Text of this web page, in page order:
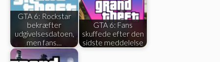
GTA 6: Rockstar
bekræfter
udgivelsesdatoen,
men fans…
GTA 6: Fans
skuffede efter den
sidste meddelelse